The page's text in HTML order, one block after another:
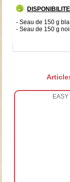
DISPONIBILITE
- Seau de 150 g
- Seau de 150 g